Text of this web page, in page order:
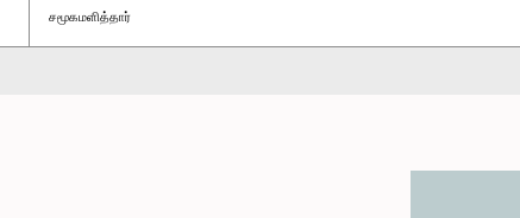
சமூகமளித்தார்